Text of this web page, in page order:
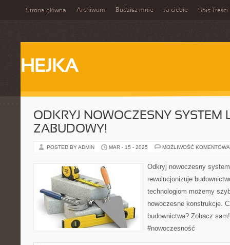
Strona główna Archiwum Budzisz mnie Ja ciebie Spis Treści
HEJKA
ODKRYJ NOWOCZESNY SYSTEM
ZABUDOWY!
POSTED BY ADMIN MAR - 15 - 2025 MOŻLIWOŚĆ
Odkryj nowoczesny
rewolucjonizuje
technologiom możemy
nowoczesne konstrukcje.
budownictwa? Zobacz
#nowoczesność